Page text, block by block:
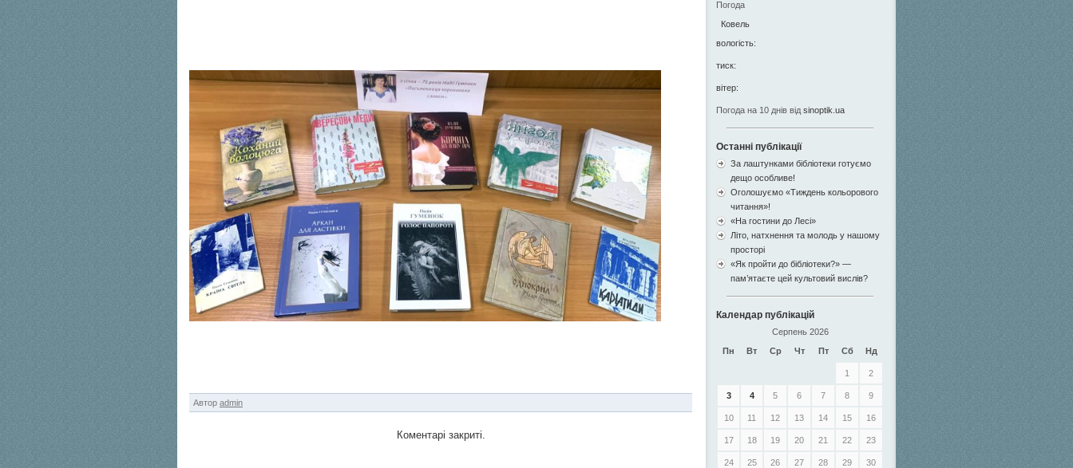
Автор admin
Коментарі закриті.
Погода
Ковель
вологість:
тиск:
вітер:
Погода на 10 днів від sinoptik.ua
Останні публікації
За лаштунками бібліотеки готуємо
дещо особливе!
Оголошуємо «Тиждень кольорового
читання»!
«На гостини до Лесі»
Літо, натхнення та молодь у нашому
просторі
«Як пройти до бібліотеки?» —
пам’ятаєте цей культовий вислів?
Календар публікацій
Серпень 2026
Пн
Вт Ср Чт Пт Сб Нд
1 2
3 4 5 6 7 8 9
10 11 12 13 14 15 16
17 18 19 20 21 22 23
24 25 26 27 28 29 30